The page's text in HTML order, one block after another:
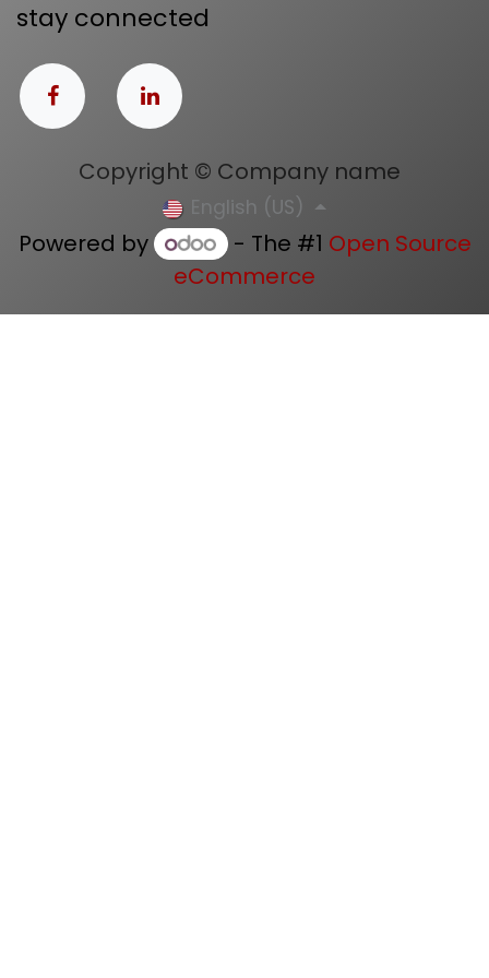
stay connected
Copyright © Company name
English (US)
Powered by - The #1 Open Source
eCommerce